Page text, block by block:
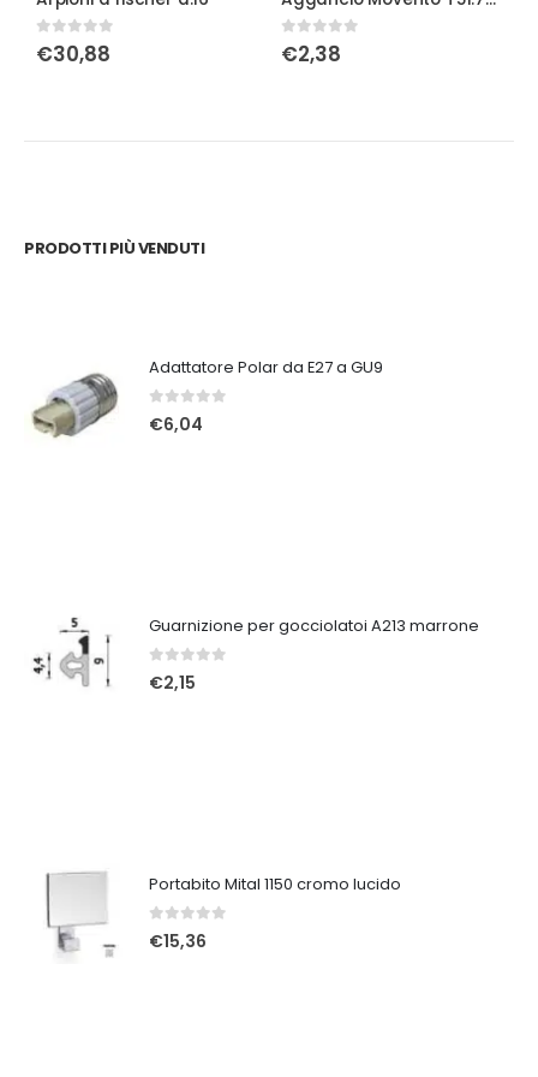
0Su 5
€30,88 0Su 5
€2,38
PRODOTTI PIÙ VENDUTI
Adattatore Polar da E27 a GU9
0Su 5
€6,04
Guarnizione per gocciolatoi A213 marrone
Su 5
€2,15
Portabito Mital 1150 cromo lucido
Su 5
€15,36